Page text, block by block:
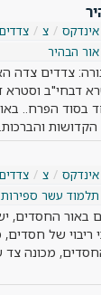
אינדקס צ
צדדים
אור הבהיר
צדדים צדה
דבחי"ב וסטרא
בסוד הפרח..
והברכות…
אינדקס צ
צדדים
תלמוד עשר ספירות
באור החסדים,
ריבוי של חסדים,
מכונה